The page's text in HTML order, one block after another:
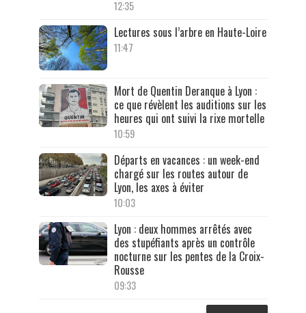
12:35
Lectures sous l’arbre en Haute-Loire
11:47
Mort de Quentin Deranque à Lyon :
ce que révèlent les auditions sur les
heures qui ont suivi la rixe mortelle
10:59
Départs en vacances : un week-end
chargé sur les routes autour de
Lyon, les axes à éviter
10:03
Lyon : deux hommes arrêtés avec
des stupéfiants après un contrôle
nocturne sur les pentes de la Croix-
Rousse
09:33